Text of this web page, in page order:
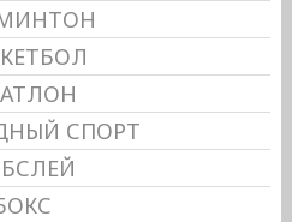
СПОРТ